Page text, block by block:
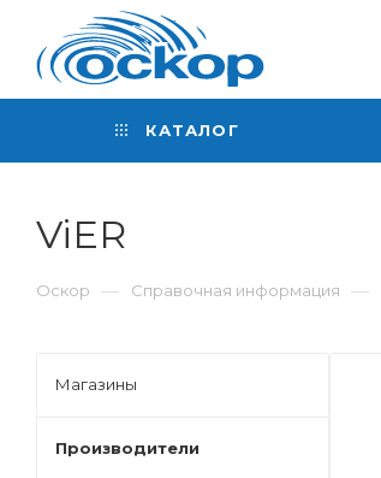
КАТАЛОГ
ViER
Оскор — Справочная информация —
Магазины
Производители